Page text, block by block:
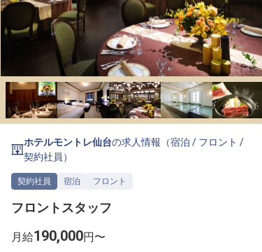
ご利用の流れ
よくある質問
ホテル・宿泊業界情報コラム
無料 転職サポートに申し込む
ホテルモントレ仙台の求人情報（宿泊 / フロント /
契約社員 ）
契約社員 宿泊 フロント
フロントスタッフ
月給190,000円〜